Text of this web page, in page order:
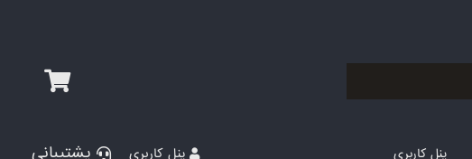
پنل کاربری پنل کاربری پشتیبانی